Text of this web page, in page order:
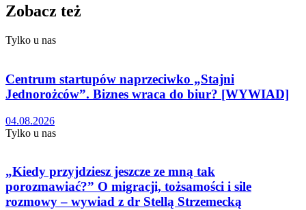
Zobacz też
Tylko u nas
Centrum startupów naprzeciwko „Stajni
Jednorożców”. Biznes wraca do biur? [WYWIAD]
04.08.2026
Tylko u nas
„Kiedy przyjdziesz jeszcze ze mną tak
porozmawiać?” O migracji, tożsamości i sile
rozmowy – wywiad z dr Stellą Strzemecką